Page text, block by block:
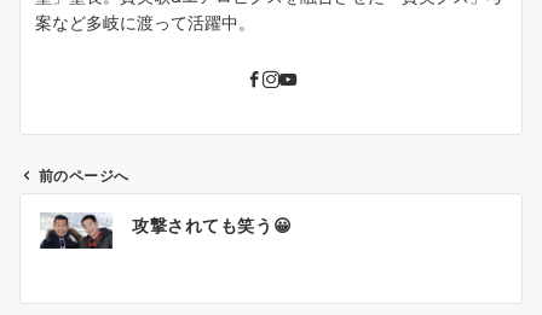
案など多岐に渡って活躍中。
前のページへ
攻撃されても笑う😀